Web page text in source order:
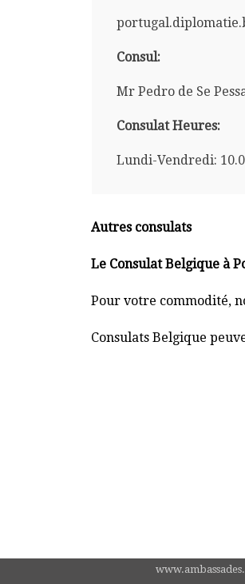
Consul:
Mr Pedro de Se
Consulat Heures:
Lundi-Vendredi:
Autres consulats
Le Consulat Belgique à
Pour votre commodité,
Consulats Belgique